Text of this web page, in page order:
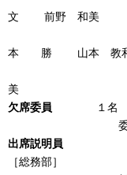
文 前野 和美
水
本 勝 山本 教
西場
美
欠席委員 １名
委員
出席説明員
［総務部］